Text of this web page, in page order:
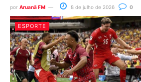
por Aruanã FM 8 de julho de 2026 0
ESPORTE